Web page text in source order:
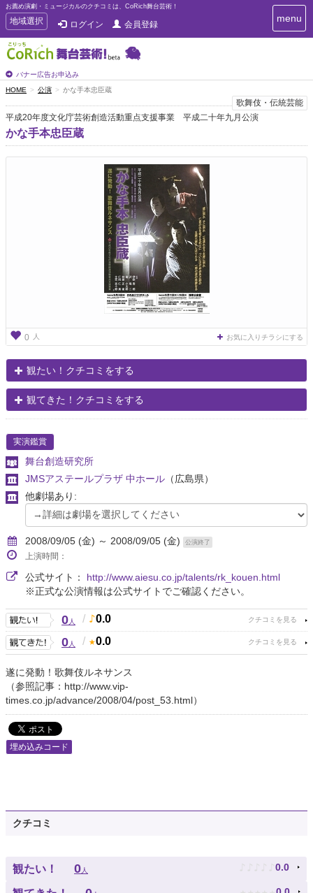
お薦め演劇・ミュージカルのクチコミは、CoRich舞台芸術！
T
o
g
g
e
n
a
v
i
g
地域選択 ログイン 会員登録
バナー広告お申込み
T
o
n
i
g
menu
HOME 公演 かな手本忠臣蔵
歌舞伎・伝統芸能
平成20年度文化庁芸術創造活動重点支援事業 平成二十年九月公演
かな手本忠臣蔵
0 人 お気に入りチラシにする
観たい！クチコミをする
観てきた！クチコミをする
実演鑑賞
舞台創造研究所
JMSアステールプラザ 中ホール （広島県）
他劇場あり:
2008/09/05 (金) ～ 2008/09/05 (金) 公演終了
上演時間：
公式サイト： http://www.aiesu.co.jp/talents/rk_kouen.html
※正式な公演情報は公式サイトでご確認ください。
0人 / 0.0
0人 / 0.0
遂に発動！歌舞伎ルネサンス
（参照記事：http://www.vip-
times.co.jp/advance/2008/04/post_53.html）
埋め込みコード
クチコミ
観たい！ 0人 ♪ ♪ ♪ ♪ ♪ 0.0